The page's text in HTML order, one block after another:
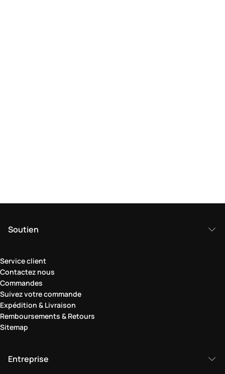
Soutien
Service client
Contactez nous
Commandes
Suivez votre commande
Expédition & Livraison
Remboursements & Retours
Sitemap
Entreprise